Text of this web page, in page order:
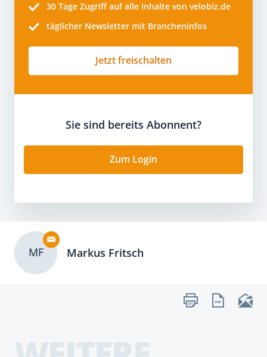
30 Tage Zugriff auf alle Inhalte von velobiz.de
täglicher Newsletter mit Brancheninfos
Jetzt freischalten
Sie sind bereits Abonnent?
Zum Login
MF Markus Fritsch